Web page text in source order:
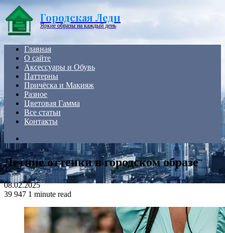
Menu
Городская Леди
Яркие образы на каждый день
Главная
О сайте
Аксессуары и Обувь
Паттерны
Причёска и Макияж
Разное
Цветовая Гамма
Все статьи
Контакты
for
Летние оттенки в городском образе
08.02.2025
39 947 1 minute read